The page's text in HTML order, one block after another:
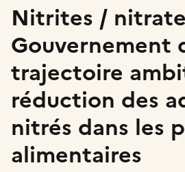
Nitrites /
Gouvernement
trajectoire
réduction des
nitrés dans les
alimentaires